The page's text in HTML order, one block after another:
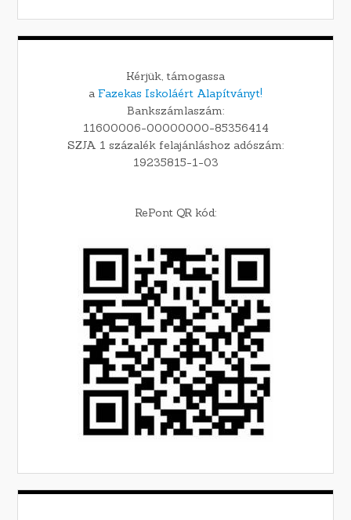
Kérjük, támogassa
a Fazekas Iskoláért Alapítványt!
Bankszámlaszám:
11600006-00000000-85356414
SZJA 1 százalék felajánláshoz adószám:
19235815-1-03
RePont QR kód: